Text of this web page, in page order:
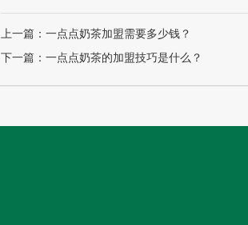
上一篇：一点点奶茶加盟需要多少钱？
下一篇：一点点奶茶的加盟技巧是什么？